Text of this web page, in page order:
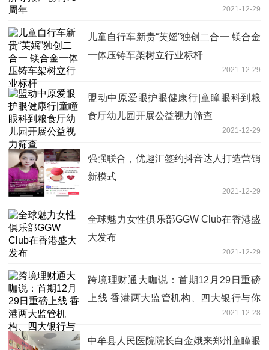
2021-12-29
儿童自行车新贵“芙媱”独创二合一 镁合金
一体压铸车架树立行业标杆
2021-12-29
盟动中原爱眼护眼健康行|童瞳眼科到粮
食厅幼儿园开展公益视力筛查
2021-12-29
强强联合，优趣汇签约抖音达人打造营销
新模式
2021-12-29
全球魅力女性俱乐部GGW Club在香港盛
大发布
2021-12-29
跨境理财通大咖说：首期12月29日重磅
上线 香港两大监管机构、四大银行与你
2021-12-28
中牟县人民医院院长白金娥来郑州童瞳眼